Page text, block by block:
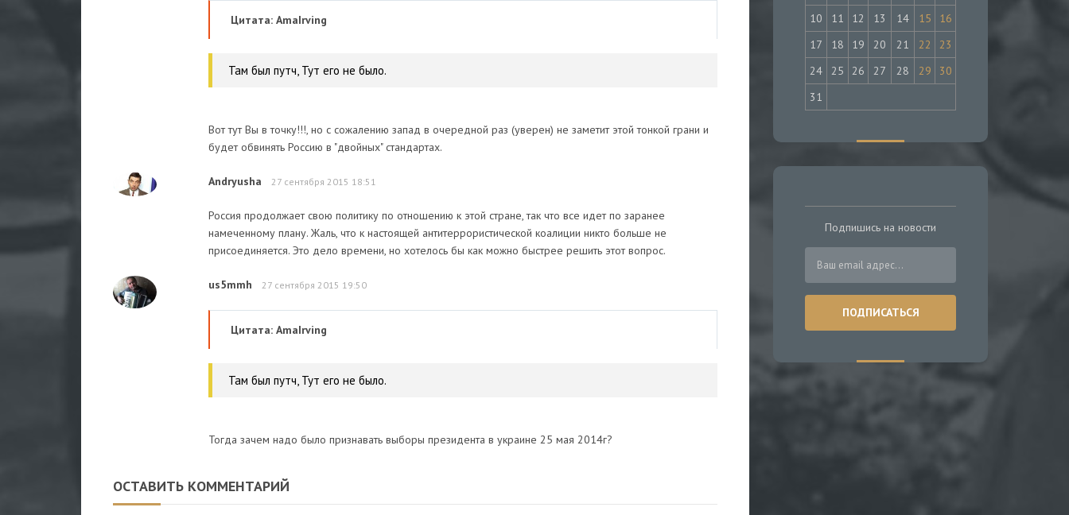
Цитата: AmaIrving
Там был путч, Тут его не было.
Вот тут Вы в точку!!!, но с сожалению запад в очередной раз (уверен) не заметит этой тонкой грани и
будет обвинять Россию в "двойных" стандартах.
Andryusha 27 сентября 2015 18:51
Россия продолжает свою политику по отношению к этой стране, так что все идет по заранее
намеченному плану. Жаль, что к настоящей антитеррористической коалиции никто больше не
присоединяется. Это дело времени, но хотелось бы как можно быстрее решить этот вопрос.
us5mmh 27 сентября 2015 19:50
Цитата: AmaIrving
Там был путч, Тут его не было.
Тогда зачем надо было признавать выборы президента в украине 25 мая 2014г?
ОСТАВИТЬ КОММЕНТАРИЙ
10
11 12 13 14 15
16
17
18 19 20 21 22
23
24
25 26 27 28 29
30
31
Подпишись на новости